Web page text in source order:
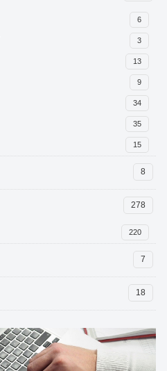
6
3
13
9
34
35
15
8
278
220
7
18